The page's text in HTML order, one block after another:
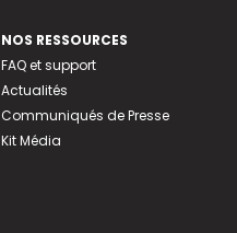
NOS RESSOURCES
FAQ et support
Actualités
Communiqués de Presse
Kit Média